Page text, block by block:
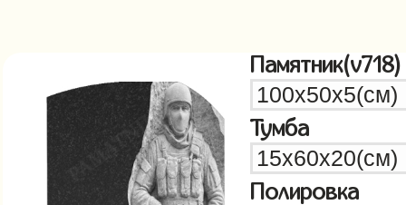
Памятник(v718)
Тумба
Полировка